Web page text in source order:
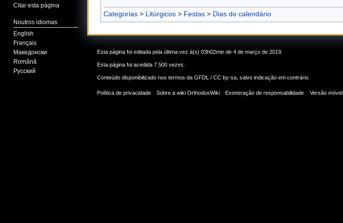
Categorias > Litúrgicos > Festas > Dias do calendário
Citar esta página
Noutros idiomas
English
Français
Македонски
Română
Русский
Esta página foi editada pela última vez à(s) 03h02min de 4 de março de 2019.
Esta página foi acedida 7 500 vezes.
Conteúdo disponibilizado nos termos da GFDL / CC by-sa, salvo indicação em contrário.
Política de privacidade Sobre a wiki OrthodoxWiki Exoneração de responsabilidade Versão móvel